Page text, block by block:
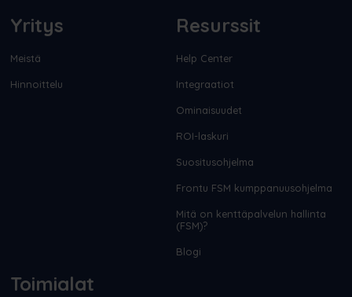
Yritys
Meistä
Hinnoittelu
Resurssit
Help Center
Integraatiot
Ominaisuudet
ROI-laskuri
Suositusohjelma
Frontu FSM kumppanuusohjelma
Mitä on kenttäpalvelun hallinta
(FSM)?
Blogi
Toimialat